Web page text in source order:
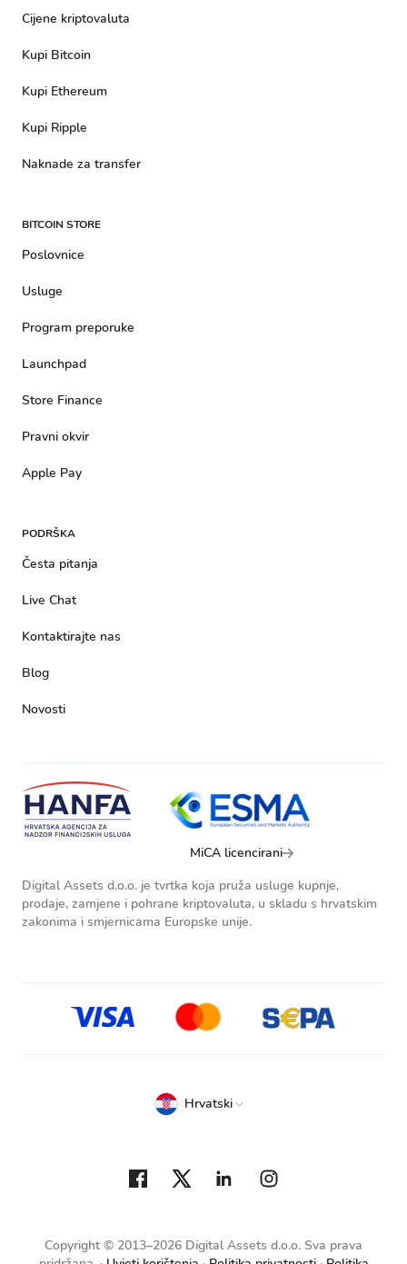
Cijene kriptovaluta
Kupi Bitcoin
Kupi Ethereum
Kupi Ripple
Naknade za transfer
BITCOIN STORE
Poslovnice
Usluge
Program preporuke
Launchpad
Store Finance
Pravni okvir
Apple Pay
PODRŠKA
Česta pitanja
Live Chat
Kontaktirajte nas
Blog
Novosti
MiCA licencirani
Digital Assets d.o.o. je tvrtka koja pruža usluge kupnje,
prodaje, zamjene i pohrane kriptovaluta, u skladu s hrvatskim
zakonima i smjernicama Europske unije.
Copyright © 2013–2026 Digital Assets d.o.o. Sva prava
Hrvatski